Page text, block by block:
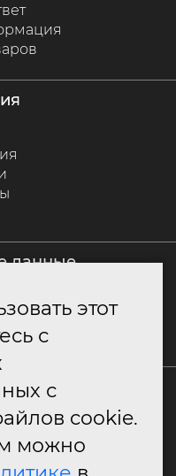
данные
данных
10
этот
с
с
cookie.
можно